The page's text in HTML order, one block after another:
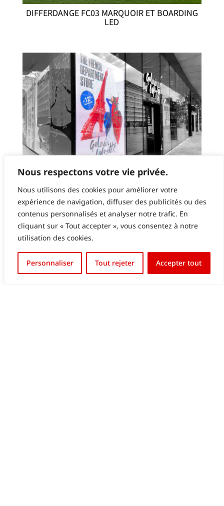
Nous respectons votre vie privée.
Nous utilisons des cookies pour améliorer votre
expérience de navigation, diffuser des publicités ou des
contenus personnalisés et analyser notre trafic. En
cliquant sur « Tout accepter », vous consentez à notre
utilisation des cookies.
Personnaliser Tout rejeter Accepter tout
DIFFERDANGE FC03 MARQUOIR ET BOARDING
LED
GALERIES LAFAYETTE LUXEMBOURG – ECRAN
LED EN VITRINE
English (UK)